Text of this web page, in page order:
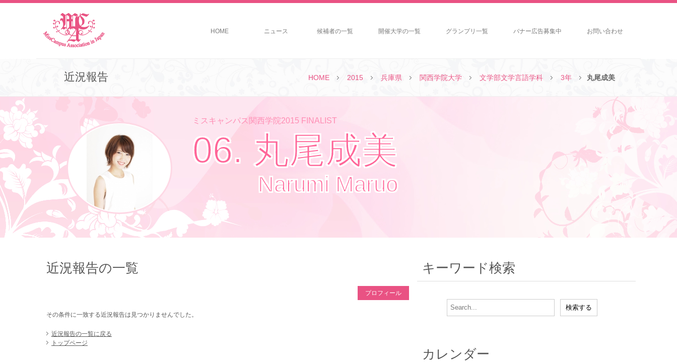
HOME ニュース 候補者の一覧 開催大学の一覧 グランプリ一覧 バナー広告募集中 お問い合わせ
HOME 2015 兵庫県 関西学院大学 文学部文学言語学科 3年 丸尾成美
近況報告
ミスキャンパス関西学院2015 FINALIST
06. 丸尾成美
Narumi Maruo
近況報告の一覧
プロフィール
その条件に一致する近況報告は見つかりませんでした。
近況報告の一覧に戻る
トップページ
キーワード検索
カレンダー